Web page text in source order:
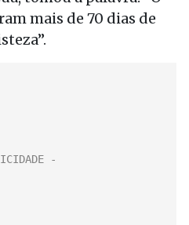
mais de 70 dias de